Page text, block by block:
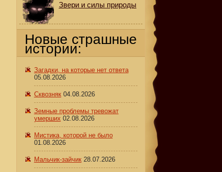
Звери и силы природы
Новые страшные
истории:
Загадки, на которые нет ответа
05.08.2026
Сквозняк 04.08.2026
Земные проблемы тревожат
умерших 02.08.2026
Мистика, которой не было
01.08.2026
Мальчик-зайчик 28.07.2026